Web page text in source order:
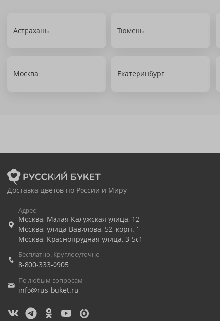
Астрахань Тюмень
Москва Екатеринбург
Доставка цветов по России и Миру
Адрес
Москва, Малая Калужская улица, 12
Москва, улица Вавилова, 52, корп. 1
Москва, Краснопрудная улица, 3-5с1
Бесплатно. Круглосуточно
8-800-333-0905
По любым вопросам
info@rus-buket.ru